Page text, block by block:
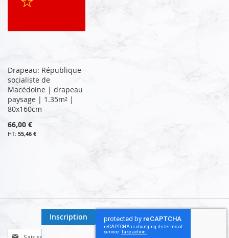
Drapeau: République
socialiste de
Macédoine | drapeau
paysage | 1.35m² |
80x160cm
66,00 €
55,46 €
Inscription
Inscription